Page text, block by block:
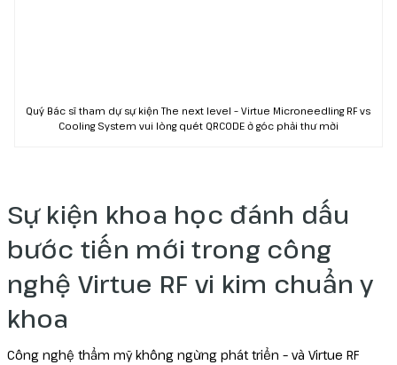
Quý Bác sĩ tham dự sự kiện The next level – Virtue Microneedling RF vs
Cooling System vui lòng quét QRCODE ở góc phải thư mời
Sự kiện khoa học đánh dấu
bước tiến mới trong công
nghệ Virtue RF vi kim chuẩn y
khoa
Công nghệ thẩm mỹ không ngừng phát triển – và Virtue RF